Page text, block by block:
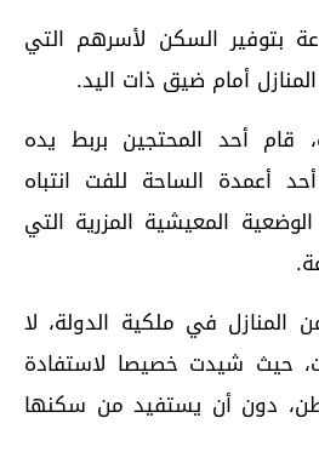
بتوفير السكن لأسرهم التي
أمام ضيق ذات اليد.
أحد المحتجين بربط يده
أعمدة الساحة للفت انتباه
المعيشية المزرية التي
المنازل في ملكية الدولة، لا
حيث شيدت خصيصا لاستفادة
دون أن يستفيد من سكنها